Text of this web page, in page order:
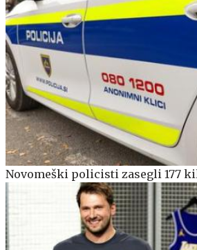
Novomeški policisti zasegli 177